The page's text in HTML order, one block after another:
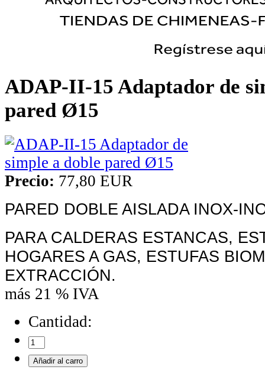
ADAP-II-15 Adaptador de
pared Ø15
Precio: 77,80 EUR
PARED DOBLE AISLADA INOX-
PARA CALDERAS ESTANCAS,
HOGARES A GAS, ESTUFAS
EXTRACCIÓN.
más 21 % IVA
Cantidad: